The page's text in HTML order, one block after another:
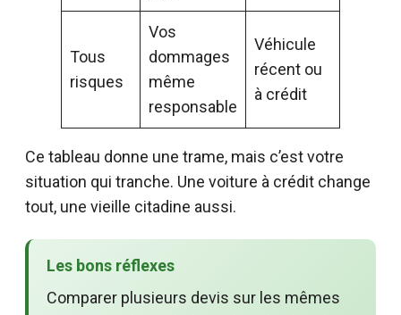
Tous
risques
Vos
dommages
même
responsable
Véhicule
récent ou
à crédit
Ce tableau donne une trame, mais c’est votre
situation qui tranche. Une voiture à crédit change
tout, une vieille citadine aussi.
Les bons réflexes
Comparer plusieurs devis sur les mêmes